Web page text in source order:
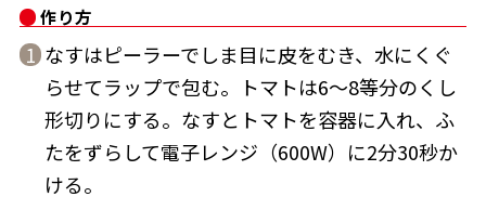
『踊り節』
鰹節屋の
だしパック
作り方
1 なすはピーラーでしま目に皮をむき、水にくぐ
らせてラップで包む。トマトは6～8等分のくし
形切りにする。なすとトマトを容器に入れ、ふ
たをずらして電子レンジ（600W）に2分30秒か
ける。